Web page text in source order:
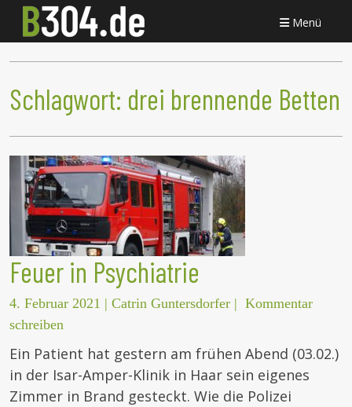
Menü
Schlagwort: drei brennende Betten
Feuer in Psychiatrie
4. Februar 2021 | Catrin Guntersdorfer | Kommentar
schreiben
Ein Patient hat gestern am frühen Abend (03.02.)
in der Isar-Amper-Klinik in Haar sein eigenes
Zimmer in Brand gesteckt. Wie die Polizei